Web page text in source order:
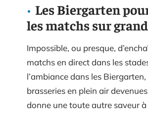
Les Biergarten
les matchs sur
Impossible, ou presque,
matchs en direct dans les
l’ambiance dans les Biergarten,
brasseries en plein air
donne une toute autre saveur à